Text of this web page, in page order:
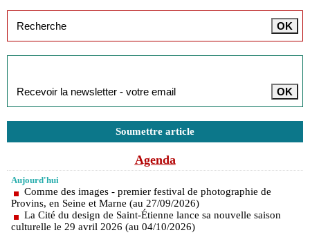
Soumettre article
Agenda
Aujourd'hui
Comme des images - premier festival de photographie de
Provins, en Seine et Marne (au 27/09/2026)
La Cité du design de Saint-Étienne lance sa nouvelle saison
culturelle le 29 avril 2026 (au 04/10/2026)